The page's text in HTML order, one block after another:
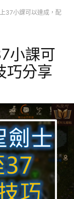
37小課可以達成，配
小課可
巧分享